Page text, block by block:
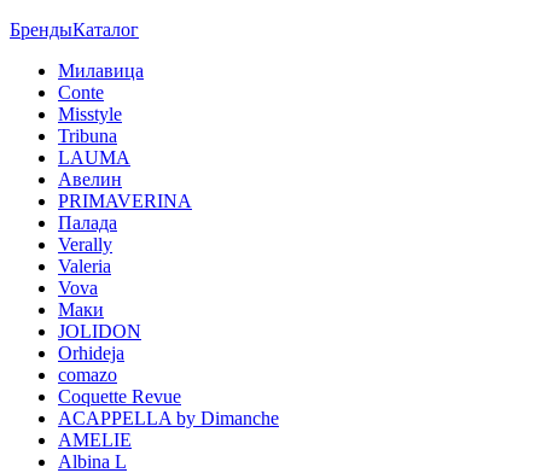
БрендыКаталог
Милавица
Conte
Misstyle
Tribuna
LAUMA
Авелин
PRIMAVERINA
Палада
Verally
Valeria
Vova
Маки
JOLIDON
Orhideja
comazo
Coquette Revue
ACAPPELLA by Dimanche
AMELIE
Albina L